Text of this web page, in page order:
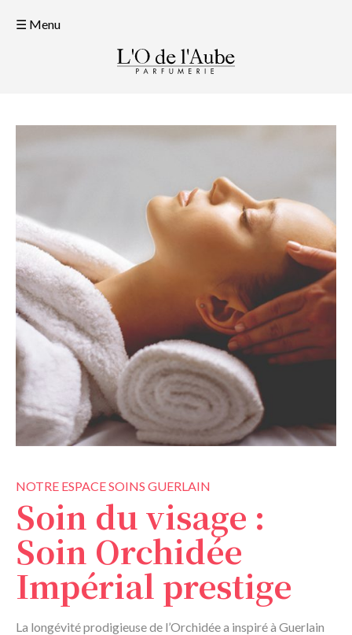
☰ Menu
NOTRE ESPACE SOINS GUERLAIN
Soin du visage :
Soin Orchidée
Impérial prestige
La longévité prodigieuse de l’Orchidée a inspiré à Guerlain